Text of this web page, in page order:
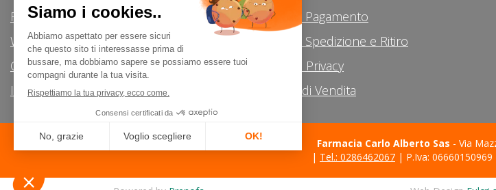
Registrati
Wishlist
Contatti
Iscrizione alla Newsletter
Modalità di Pagamento
Modalità di Spedizione e Ritiro
Informativa Privacy
Condizioni di Vendita
Farmacia Carlo Alberto Sas - Via
| Tel.: 0286462067 | P.Iva: